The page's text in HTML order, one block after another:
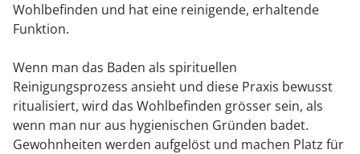
Wohlbefinden und hat eine reinigende, erhaltende
Funktion.
Wenn man das Baden als spirituellen
Reinigungsprozess ansieht und diese Praxis bewusst
ritualisiert, wird das Wohlbefinden grösser sein, als
wenn man nur aus hygienischen Gründen badet.
Gewohnheiten werden aufgelöst und machen Platz für